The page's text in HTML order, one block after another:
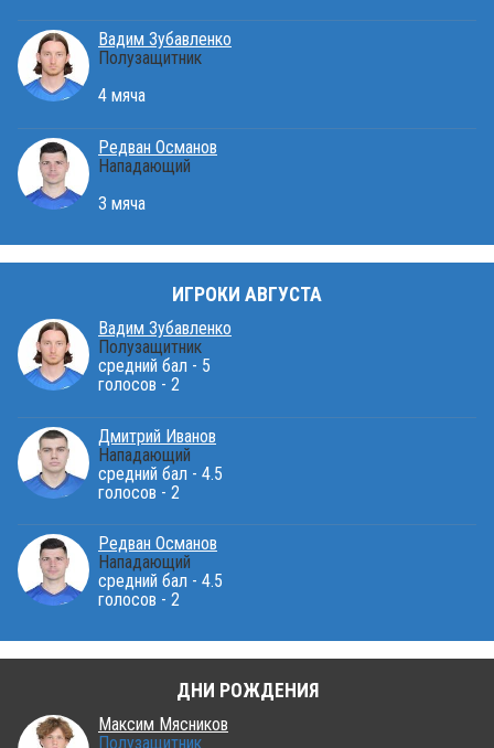
Вадим Зубавленко
Полузащитник
4 мяча
Редван Османов
Нападающий
3 мяча
ИГРОКИ АВГУСТА
Вадим Зубавленко
Полузащитник
средний бал - 5
голосов - 2
Дмитрий Иванов
Нападающий
средний бал - 4.5
голосов - 2
Редван Османов
Нападающий
средний бал - 4.5
голосов - 2
ДНИ РОЖДЕНИЯ
Максим Мясников
Полузащитник